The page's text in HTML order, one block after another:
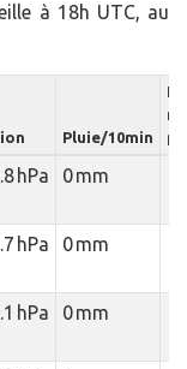
à 18h UTC, au
Pluie/10min
hPa 0 mm
hPa 0 mm
hPa 0 mm